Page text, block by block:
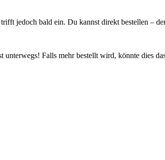
jedoch bald ein. Du kannst direkt bestellen –
Falls mehr bestellt wird, könnte dies